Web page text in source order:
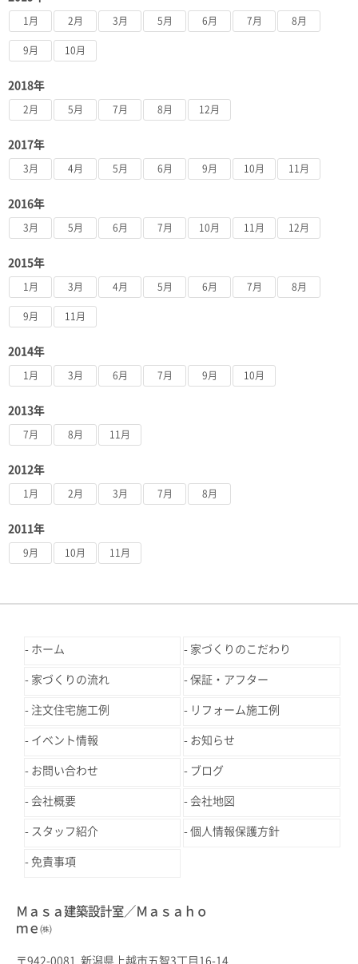
1月 2月 3月 5月 6月 7月 8月
9月 10月
2018年
2月 5月 7月 8月 12月
2017年
3月 4月 5月 6月 9月 10月 11月
2016年
3月 5月 6月 7月 10月 11月 12月
2015年
1月 3月 4月 5月 6月 7月 8月
9月 11月
2014年
1月 3月 6月 7月 9月 10月
2013年
7月 8月 11月
2012年
1月 2月 3月 7月 8月
2011年
9月 10月 11月
ホーム 家づくりのこだわり
家づくりの流れ 保証・アフター
注文住宅施工例 リフォーム施工例
イベント情報 お知らせ
お問い合わせ ブログ
会社概要 会社地図
スタッフ紹介 個人情報保護方針
免責事項
Ｍａｓａ建築設計室／Ｍａｓａｈｏ
ｍｅ㈱
〒942-0081 新潟県上越市五智3丁目16-14